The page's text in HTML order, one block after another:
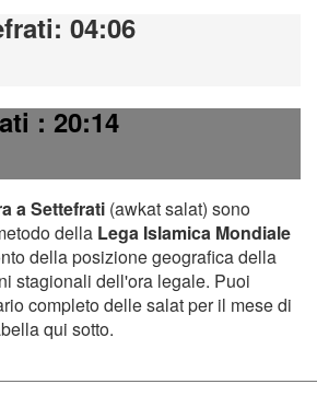
: 04:06
: 20:14
a Settefrati (awkat salat) sono
della Lega Islamica Mondiale
della posizione geografica della
stagionali dell'ora legale. Puoi
completo delle salat per il mese di
qui sotto.